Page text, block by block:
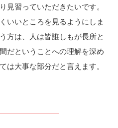
見習っていただきたいです。
いいところを見るようにしま
方は、人は皆誰しもが長所と
だということへの理解を深め
は大事な部分だと言えます。